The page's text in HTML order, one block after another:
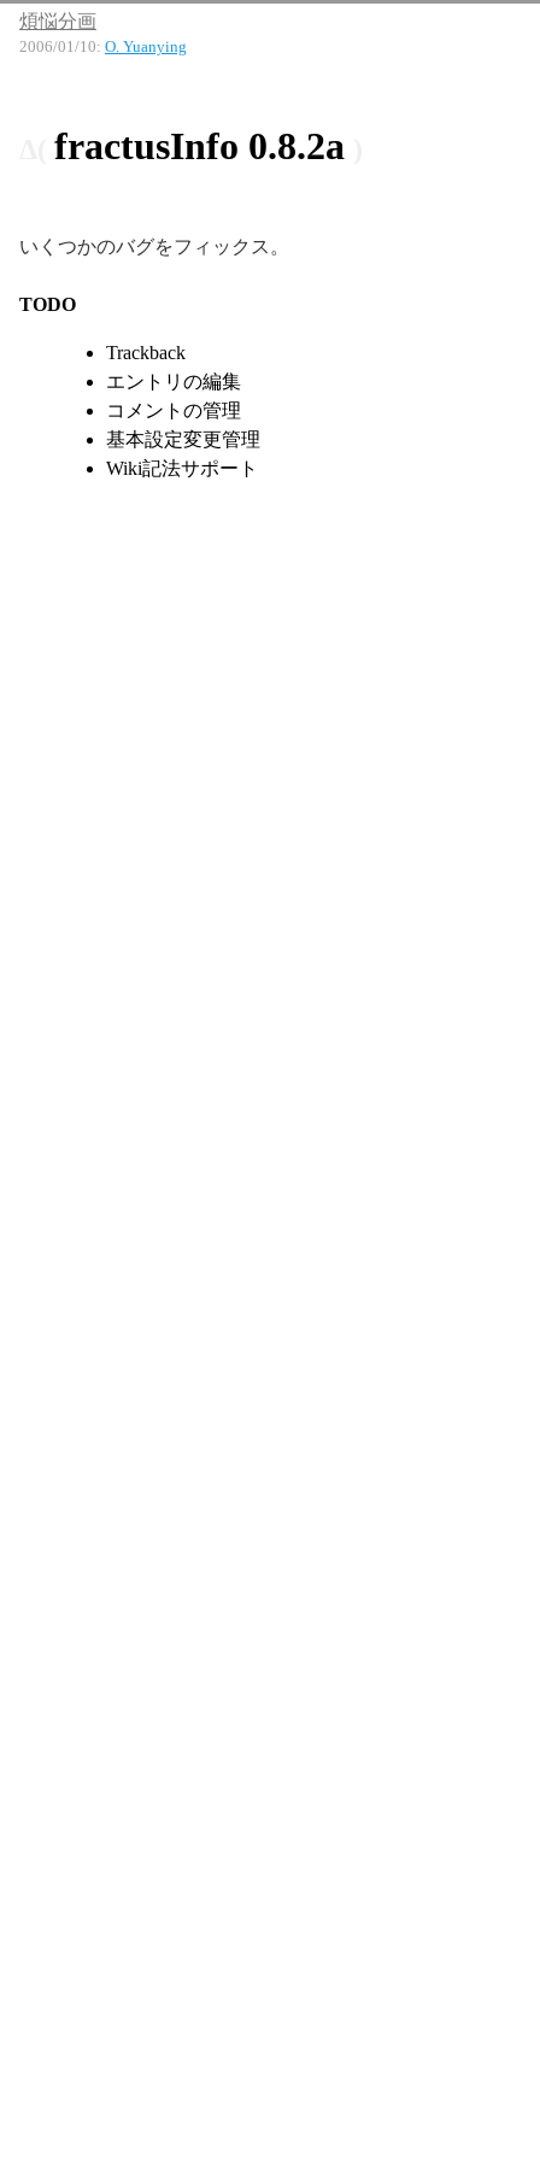
煩悩分画
2006/01/10: O. Yuanying
fractusInfo 0.8.2a
いくつかのバグをフィックス。
TODO
Trackback
エントリの編集
コメントの管理
基本設定変更管理
Wiki記法サポート